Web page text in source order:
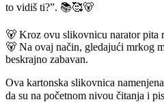
to vidiš ti?”. 📚🥰🐻
🐻 Kroz ovu slikovnicu narator pita
🐻 Na ovaj način, gledajući mrkog
beskrajno zabavan.
Ova kartonska slikovnica
da su na početnom nivou čitanja i